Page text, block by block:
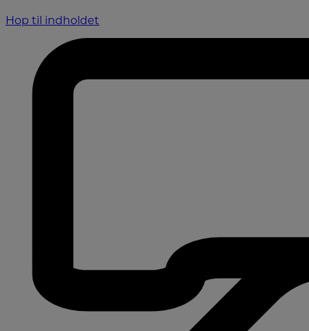
Hop til indholdet